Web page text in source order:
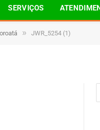
SERVIÇOS
» JWR_5254 (1)